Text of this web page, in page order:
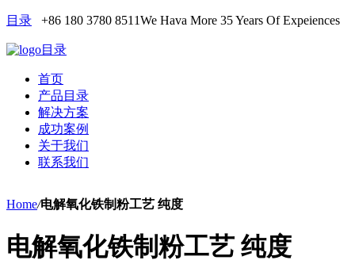
目录 +86 180 3780 8511We Hava More 35 Years Of Expeiences
目录
首页
产品目录
解决方案
成功案例
关于我们
联系我们
Home/电解氧化铁制粉工艺 纯度
电解氧化铁制粉工艺 纯度